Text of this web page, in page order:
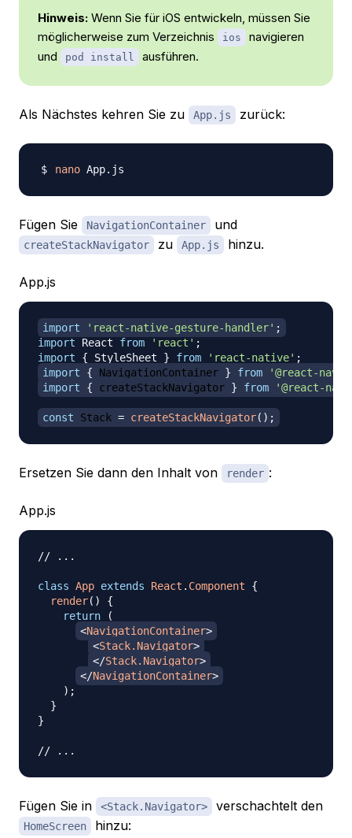
Hinweis: Wenn Sie für iOS entwickeln, müssen Sie
möglicherweise zum Verzeichnis
ios
navigieren
und
pod install ausführen.
Als Nächstes kehren Sie zu App.js zurück:
nano
Fügen Sie NavigationContainer und
createStackNavigator zu App.js hinzu.
App.js
import 'react-native-gesture-handler' ;
import
React from 'react' ;
import
{ StyleSheet } from 'react-native' ;
import
{ NavigationContainer } from
'@react-
import
{ createStackNavigator } from '@react-
const Stack = createStackNavigator( ) ;
Ersetzen Sie dann den Inhalt von render :
App.js
// ...
class App extends React . Component
{
render( )
{
return
(
<NavigationContainer>
<Stack.Navigator>
</Stack.Navigator>
</NavigationContainer>
) ;
}
}
// ...
Fügen Sie in <Stack.Navigator> verschachtelt den
HomeScreen hinzu: